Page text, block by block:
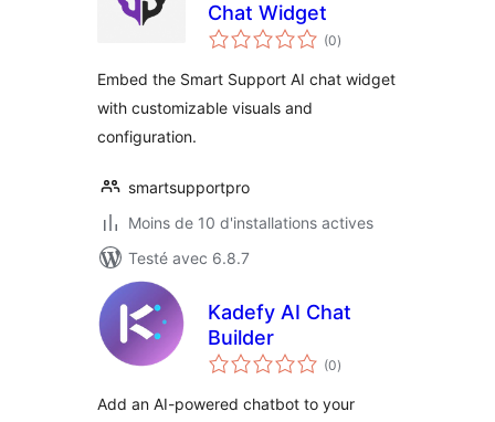
Chat Widget
(0notes
en
)
Embed the Smart Support AI chat widget
with customizable visuals and
configuration.
smartsupportpro
Moins de 10 d'installations actives
Testé avec 6.8.7
Kadefy AI Chat
Builder
(0notes
en
)
Add an AI-powered chatbot to your